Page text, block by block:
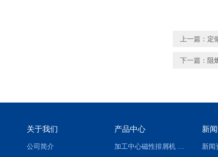
上一篇： 定
下一篇： 阻
关于我们
公司简介
产品中心 新
新闻